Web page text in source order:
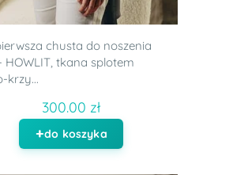
chusta do noszenia
HOWLIT, tkana splotem
krzy...
300.00 zł
do koszyka